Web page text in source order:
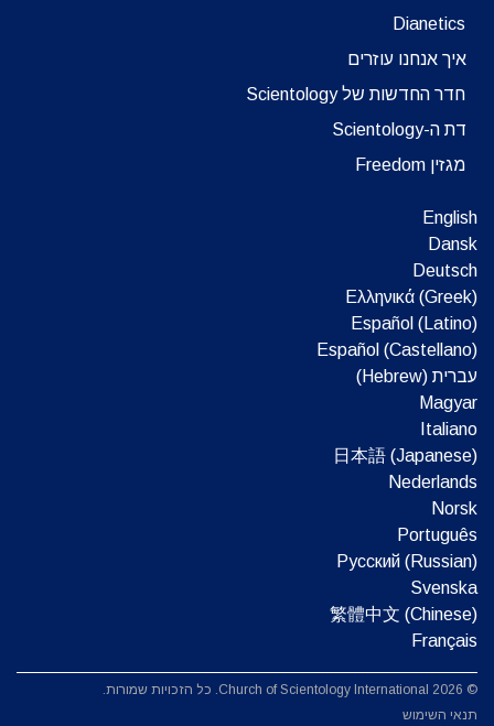
Dianetics
איך אנחנו עוזרים
חדר החדשות של Scientology
דת ה-Scientology
מגזין Freedom
English
Dansk
Deutsch
Ελληνικά (Greek)
Español (Latino)
Español (Castellano)
עברית (Hebrew)‏
Magyar
Italiano
日本語 (Japanese)
Nederlands
Norsk
Português
Русский (Russian)
Svenska
繁體中文 (Chinese)
Français
© 2026 Church of Scientology International. כל הזכויות שמורות.
תנאי השימוש